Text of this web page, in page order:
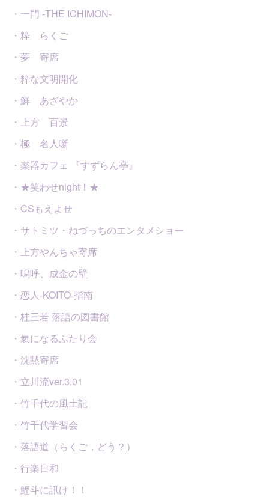
・一門 -THE ICHIMON-
・粋 らくご
・夢 寄席
・粋な文明開化
・鮮 あざやか
・上方 百景
・極 名人噺
・楽器カフェ 『すずらん亭』
・★笑わせnight！★
・CSもえよせ
・サトミツ・ねづっちのエンタメショー
・上方やんちゃ寄席
・嗚呼、成金の壁
・恋人-KOITO-指南
・桂三若 落語の図書館
・氣になるふたり会
・沈黙寄席
・立川流ver.3.01
・竹千代の風土記
・竹千代学習会
・落語道（らくご，どう？）
・行楽日和
・鯉斗に訊け！！